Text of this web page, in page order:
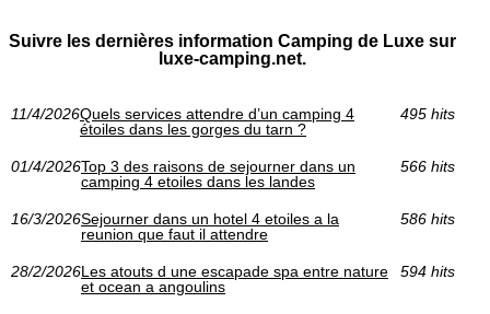
Suivre les dernières information Camping de Luxe sur
luxe-camping.net.
11/4/2026Quels services attendre d’un camping 4
étoiles dans les gorges du tarn ?
495 hits
01/4/2026Top 3 des raisons de sejourner dans un
camping 4 etoiles dans les landes
566 hits
16/3/2026Sejourner dans un hotel 4 etoiles a la
reunion que faut il attendre
586 hits
28/2/2026Les atouts d une escapade spa entre nature
et ocean a angoulins
594 hits